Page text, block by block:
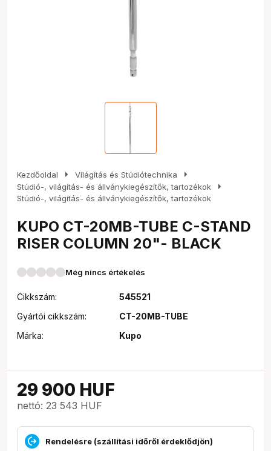
Kezdőoldal arrow_right Világítás és Stúdiótechnika arrow_right
Stúdió-, világítás- és állványkiegészítők, tartozékok arrow_right
Stúdió-, világítás- és állványkiegészítők, tartozékok
KUPO CT-20MB-TUBE C-STAND
RISER COLUMN 20"- BLACK
Még nincs értékelés
Cikkszám:
545521
Gyártói cikkszám:
CT-20MB-TUBE
Márka:
Kupo
29 900 HUF
nettó: 23 543 HUF
Rendelésre (szállítási időről érdeklődjön)